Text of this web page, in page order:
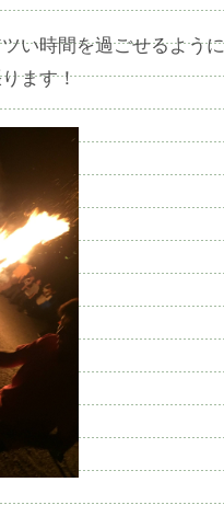
い時間を過ごせるよう
ます！